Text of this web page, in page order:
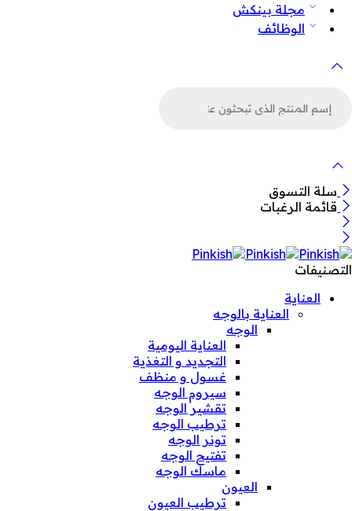
مجلة بينكش
الوظائف
سلة التسوق
قائمة الرغبات
التصنيفات
العناية
العناية بالوجه
الوجه
العناية اليومية
التجديد و التغذية
غسول و منظف
سيروم الوجه
تقشير الوجه
ترطيب الوجه
تونر الوجه
تفتيح الوجه
ماسك الوجه
العيون
ترطيب العيون